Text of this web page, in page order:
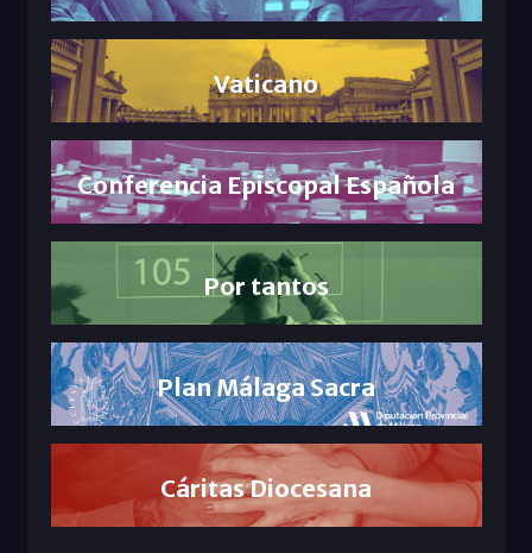
Vaticano
Conferencia Episcopal Española
Por tantos
Plan Málaga Sacra
Cáritas Diocesana